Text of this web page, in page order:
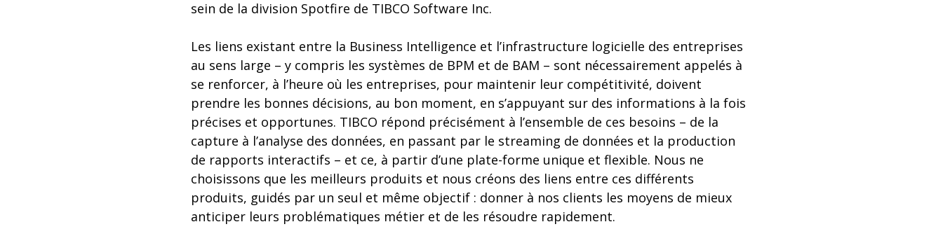
sein de la division Spotfire de TIBCO Software Inc.
Les liens existant entre la Business Intelligence et l’infrastructure logicielle des entreprises
au sens large – y compris les systèmes de BPM et de BAM – sont nécessairement appelés à
se renforcer, à l’heure où les entreprises, pour maintenir leur compétitivité, doivent
prendre les bonnes décisions, au bon moment, en s’appuyant sur des informations à la fois
précises et opportunes. TIBCO répond précisément à l’ensemble de ces besoins – de la
capture à l’analyse des données, en passant par le streaming de données et la production
de rapports interactifs – et ce, à partir d’une plate-forme unique et flexible. Nous ne
choisissons que les meilleurs produits et nous créons des liens entre ces différents
produits, guidés par un seul et même objectif : donner à nos clients les moyens de mieux
anticiper leurs problématiques métier et de les résoudre rapidement.